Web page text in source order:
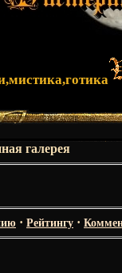
галерея
· Рейтингу ·